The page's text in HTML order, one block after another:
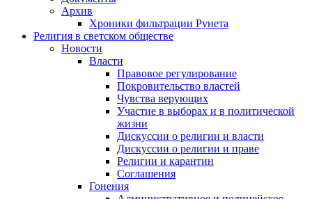
Архив
Хроники фильтрации Рунета
Религия в светском обществе
Новости
Власти
Правовое регулирование
Покровительство властей
Чувства верующих
Участие в выборах и в политической
жизни
Дискуссии о религии и власти
Дискуссии о религии и праве
Религии и карантин
Соглашения
Гонения